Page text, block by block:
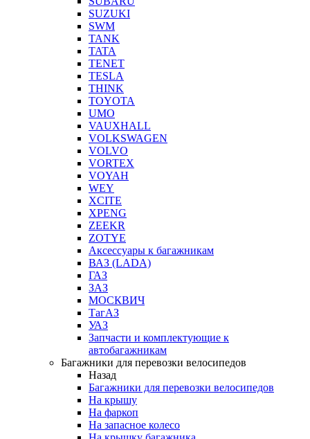
SUZUKI
SWM
TANK
TATA
TENET
TESLA
THINK
TOYOTA
UMO
VAUXHALL
VOLKSWAGEN
VOLVO
VORTEX
VOYAH
WEY
XCITE
XPENG
ZEEKR
ZOTYE
Аксессуары к багажникам
ВАЗ (LADA)
ГАЗ
ЗАЗ
МОСКВИЧ
ТагАЗ
УАЗ
Запчасти и комплектующие к
автобагажникам
Багажники для перевозки велосипедов
Назад
Багажники для перевозки велосипедов
На крышу
На фаркоп
На запасное колесо